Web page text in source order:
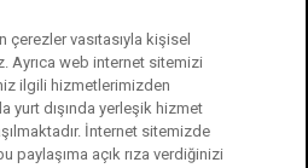
vasıtasıyla kişisel
Ayrıca web internet sitemizi
ilgili hizmetlerimizden
yurt dışında yerleşik hizmet
İnternet sitemizde
paylaşıma açık rıza verdiğinizi